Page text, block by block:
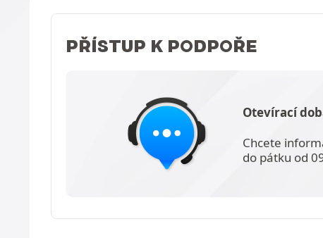
PŘÍSTUP K PODPOŘE
Otevírací
Chcete
do pátku od